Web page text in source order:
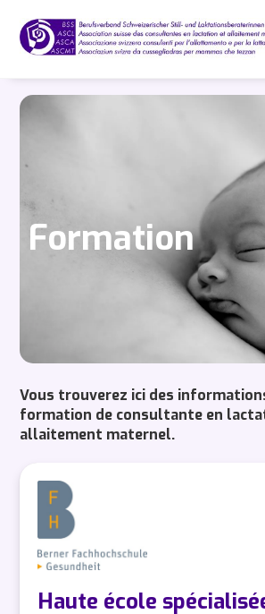
Formation
Vous trouverez ici des
formation de consultante en
allaitement maternel.
Haute école